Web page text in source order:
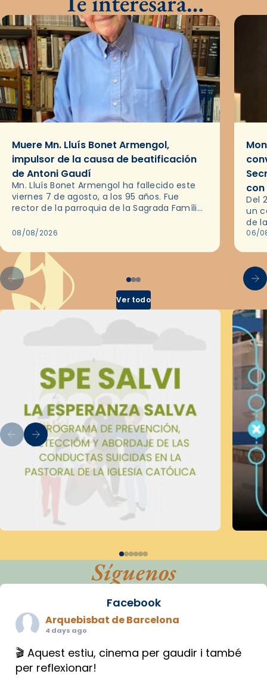
Muere Mn. Lluís Bonet Armengol,
impulsor de la causa de beatificación
de Antoni Gaudí
Mn. Lluís Bonet Armengol ha fallecido este
viernes 7 de agosto, a los 95 años. Fue
rector de la parroquia de la Sagrada Família
08/08/2026
Del
un
de
en
06/
Ver todo
Síguenos
Facebook
Arquebisbat de Barcelona
4 days ago
🎬 Aquest estiu, cinema per gaudir i també
per reflexionar!